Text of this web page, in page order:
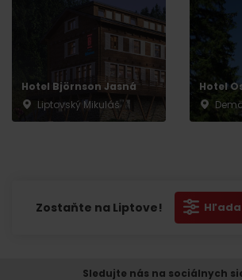
Hotel Björnson Jasná
Liptovský Mikuláš
Hotel
Zostaňte na Liptove!
Sledujte nás na sociálnych